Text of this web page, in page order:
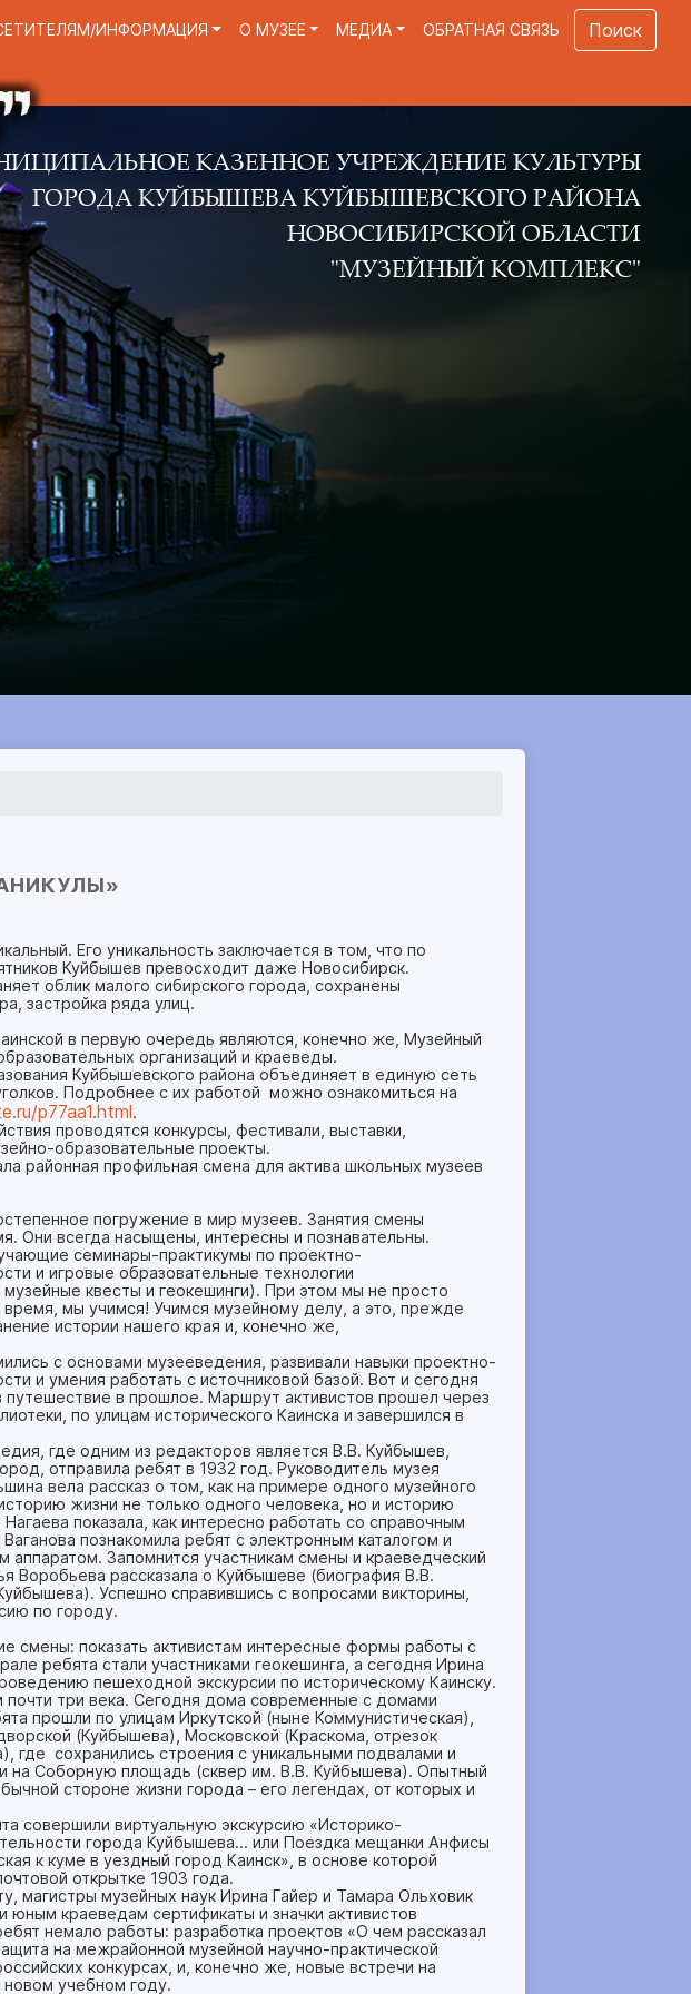
ИНФОРМАЦИЯ О МУЗЕЕ МЕДИА ОБРАТНАЯ СВЯЗЬ Поиск
КАЗЕННОЕ УЧРЕЖДЕНИЕ КУЛЬТУРЫ
КУЙБЫШЕВА КУЙБЫШЕВСКОГО РАЙОНА
НОВОСИБИРСКОЙ ОБЛАСТИ
"МУЗЕЙНЫЙ КОМПЛЕКС"
Его уникальность заключается в том, что по
Куйбышев превосходит даже Новосибирск.
облик малого сибирского города, сохранены
застройка ряда улиц.
в первую очередь являются, конечно же, Музейный
организаций и краеведы.
Куйбышевского района объединяет в единую сеть
Подробнее с их работой можно ознакомиться на
p77aa1.html.
проводятся конкурсы, фестивали, выставки,
образовательные проекты.
районная профильная смена для актива школьных музеев
погружение в мир музеев. Занятия смены
Они всегда насыщены, интересны и познавательны.
семинары-практикумы по проектно-
и игровые образовательные технологии
музейные квесты и геокешинги). При этом мы не просто
мы учимся! Учимся музейному делу, а это, прежде
истории нашего края и, конечно же,
с основами музееведения, развивали навыки проектно-
и умения работать с источниковой базой. Вот и сегодня
в прошлое. Маршрут активистов прошел через
по улицам исторического Каинска и завершился в
где одним из редакторов является В.В. Куйбышев,
отправила ребят в 1932 год. Руководитель музея
вела рассказ о том, как на примере одного музейного
жизни не только одного человека, но и историю
показала, как интересно работать со справочным
познакомила ребят с электронным каталогом и
аппаратом. Запомнится участникам смены и краеведческий
Воробьева рассказала о Куйбышеве (биография В.В.
Успешно справившись с вопросами викторины,
по городу.
смены: показать активистам интересные формы работы с
ребята стали участниками геокешинга, а сегодня Ирина
пешеходной экскурсии по историческому Каинску.
почти три века. Сегодня дома современные с домами
прошли по улицам Иркутской (ныне Коммунистическая),
(Куйбышева), Московской (Краскома, отрезок
где сохранились строения с уникальными подвалами и
на Соборную площадь (сквер им. В.В. Куйбышева). Опытный
стороне жизни города – его легендах, от которых и
совершили виртуальную экскурсию «Историко-
города Куйбышева… или Поездка мещанки Анфисы
к куме в уездный город Каинск», в основе которой
открытке 1903 года.
магистры музейных наук Ирина Гайер и Тамара Ольховик
юным краеведам сертификаты и значки активистов
немало работы: разработка проектов «О чем рассказал
на межрайонной музейной научно-практической
конкурсах, и, конечно же, новые встречи на
учебном году.